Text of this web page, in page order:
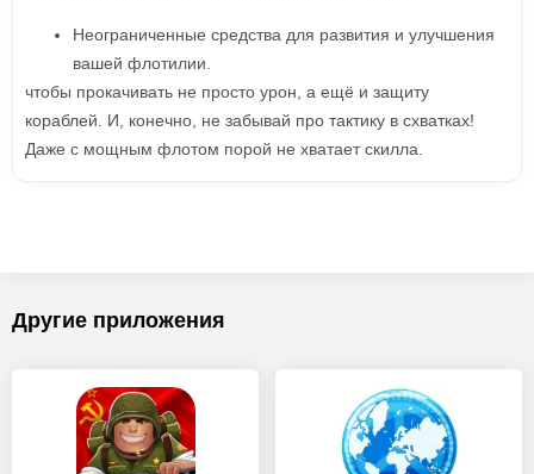
Неограниченные средства для развития и улучшения
вашей флотилии.
чтобы прокачивать не просто урон, а ещё и защиту
кораблей. И, конечно, не забывай про тактику в схватках!
Даже с мощным флотом порой не хватает скилла.
Другие приложения